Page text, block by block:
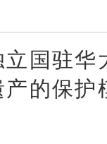
国驻华
产的保护